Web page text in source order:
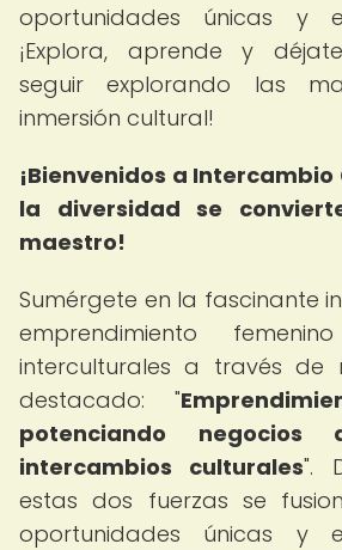
oportunidades únicas y
¡Explora, aprende y
seguir explorando las
inmersión cultural!
¡Bienvenidos a
la diversidad se
maestro!
Sumérgete en la fascinante
emprendimiento
interculturales a través de
destacado: "
potenciando
intercambios culturales".
estas dos fuerzas se
oportunidades únicas y